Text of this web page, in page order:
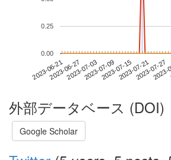
2023-06-212023-06-272023-07-032023-07-092023-07-152023-07-212023-07-27
0.00
0.25
外部データベース (DOI)
Google Scholar